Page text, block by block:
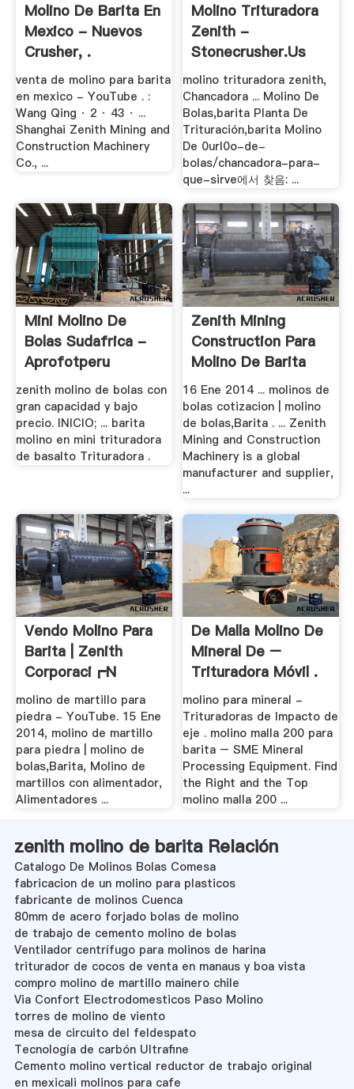
Molino De Barita En
Mexico - Nuevos
Crusher, .
venta de molino para barita
en mexico - YouTube . :
Wang Qing · 2 · 43 · ...
Shanghai Zenith Mining and
Construction Machinery
Co., ...
Molino Trituradora
Zenith -
Stonecrusher.us
molino trituradora zenith,
Chancadora ... Molino De
Bolas,barita Planta De
Trituración,barita Molino
De 0url0o-de-
bolas/chancadora-para-
que-sirve에서 찾음: ...
Mini Molino De
Bolas Sudafrica -
Aprofotperu
zenith molino de bolas con
gran capacidad y bajo
precio. INICIO; ... barita
molino en mini trituradora
de basalto Trituradora .
Zenith Mining
Construction Para
Molino De Barita
16 Ene 2014 ... molinos de
bolas cotizacion | molino
de bolas,Barita . ... Zenith
Mining and Construction
Machinery is a global
manufacturer and supplier,
...
Vendo Molino Para
Barita | Zenith
Corporaci┏n
molino de martillo para
piedra - YouTube. 15 Ene
2014, molino de martillo
para piedra | molino de
bolas,Barita, Molino de
martillos con alimentador,
Alimentadores ...
De Malla Molino De
Mineral De –
Trituradora Móvil .
molino para mineral -
Trituradoras de Impacto de
eje . molino malla 200 para
barita – SME Mineral
Processing Equipment. Find
the Right and the Top
molino malla 200 ...
zenith molino de barita Relación
Catalogo De Molinos Bolas Comesa
fabricacion de un molino para plasticos
fabricante de molinos Cuenca
80mm de acero forjado bolas de molino
de trabajo de cemento molino de bolas
Ventilador centrífugo para molinos de harina
triturador de cocos de venta en manaus y boa vista
compro molino de martillo mainero chile
Via Confort Electrodomesticos Paso Molino
torres de molino de viento
mesa de circuito del feldespato
Tecnología de carbón Ultrafine
Cemento molino vertical reductor de trabajo original
en mexicali molinos para cafe